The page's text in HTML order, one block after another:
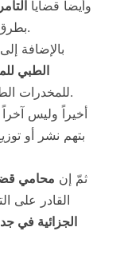
وأيضاً قضايا
بطرق مختلفة، مثل التوجيه أو التمويل.
بالإضافة
الطبي
للمخدرات الطبية أو تجاوز الحدود المسموح بها.
أخيراً وليس آخراً
بتهم نشر أو
ثمّ إن محامي
القادر على
الجزائية في